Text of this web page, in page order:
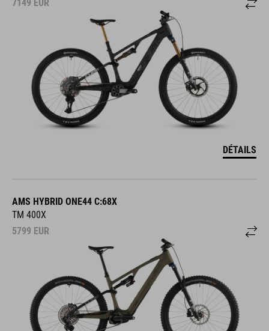
7149 EUR
DÉTAILS
AMS HYBRID ONE44 C:68X
TM 400X
5799 EUR